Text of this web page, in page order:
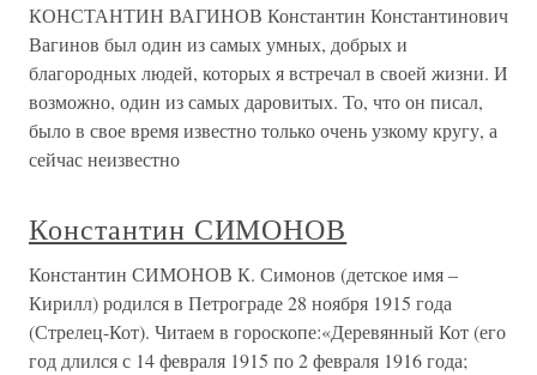
КОНСТАНТИН ВАГИНОВ Константин Константинович
Вагинов был один из самых умных, добрых и
благородных людей, которых я встречал в своей жизни. И
возможно, один из самых даровитых. То, что он писал,
было в свое время известно только очень узкому кругу, а
сейчас неизвестно
Константин СИМОНОВ
Константин СИМОНОВ К. Симонов (детское имя –
Кирилл) родился в Петрограде 28 ноября 1915 года
(Стрелец-Кот). Читаем в гороскопе:«Деревянный Кот (его
год длился с 14 февраля 1915 по 2 февраля 1916 года;